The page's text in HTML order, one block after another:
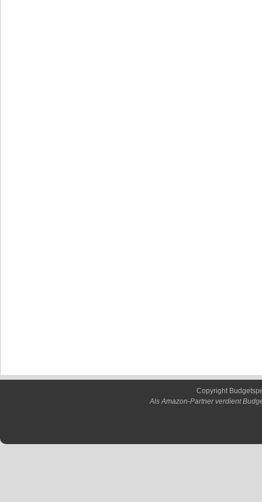
Copyright
Als Amazon-Partner verdient